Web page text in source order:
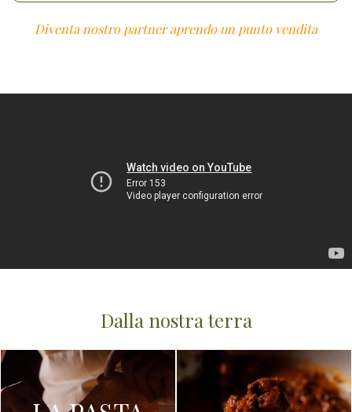
Diventa nostro partner aprendo un punto vendita
Dalla nostra terra